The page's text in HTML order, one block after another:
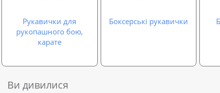
Рукавички для
рукопашного бою,
карате
Боксерські рукавички
Ви дивилися